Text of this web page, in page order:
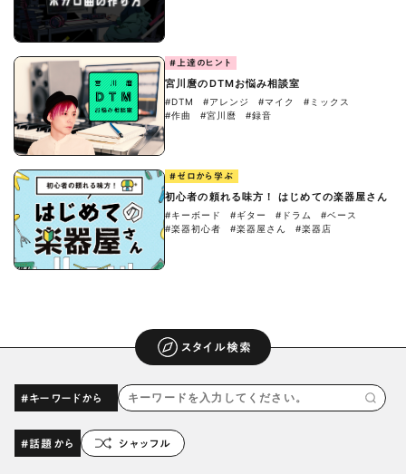
#上達のヒント
宮川麿のDTMお悩み相談室
#DTM #アレンジ #マイク
#ミックス
#作曲
#宮川麿 #録音
#ゼロから学ぶ
初心者の頼れる味方！ はじめての楽器屋さん
#キーボード #ギター #ドラム
#ベース
#楽器初心者
#楽器屋さん #楽器店
スタイル検索
#キーワードから
#話題から シャッフル